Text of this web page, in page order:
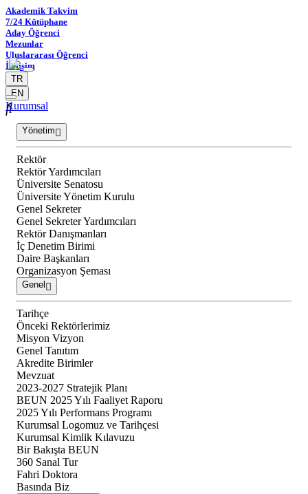
Akademik Takvim
7/24 Kütüphane
Aday Öğrenci
Mezunlar
Uluslararası Öğrenci
İletişim
TR
EN
Kurumsal
Yönetim
Rektör
Rektör Yardımcıları
Üniversite Senatosu
Üniversite Yönetim Kurulu
Genel Sekreter
Genel Sekreter Yardımcıları
Rektör Danışmanları
İç Denetim Birimi
Daire Başkanları
Organizasyon Şeması
Genel
Tarihçe
Önceki Rektörlerimiz
Misyon Vizyon
Genel Tanıtım
Akredite Birimler
Mevzuat
2023-2027 Stratejik Planı
BEUN 2025 Yılı Faaliyet Raporu
2025 Yılı Performans Programı
Kurumsal Logomuz ve Tarihçesi
Kurumsal Kimlik Kılavuzu
Bir Bakışta BEUN
360 Sanal Tur
Fahri Doktora
Basında Biz